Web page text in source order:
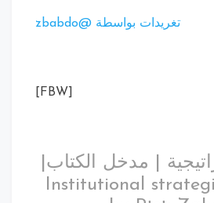
تغريدات بواسطة @zbabdo
| مدخل الكتاب|
Institutional